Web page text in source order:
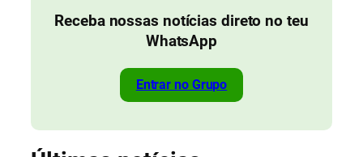
Receba nossas notícias direto no teu
WhatsApp
Entrar no Grupo